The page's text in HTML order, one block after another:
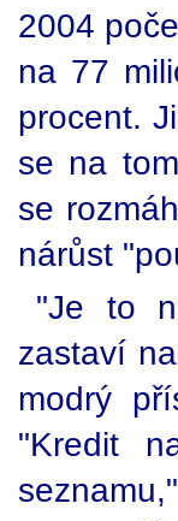
2004
na 77
procent.
se na
se
nárůst
"Je to
zastaví
modrý
"Kredit